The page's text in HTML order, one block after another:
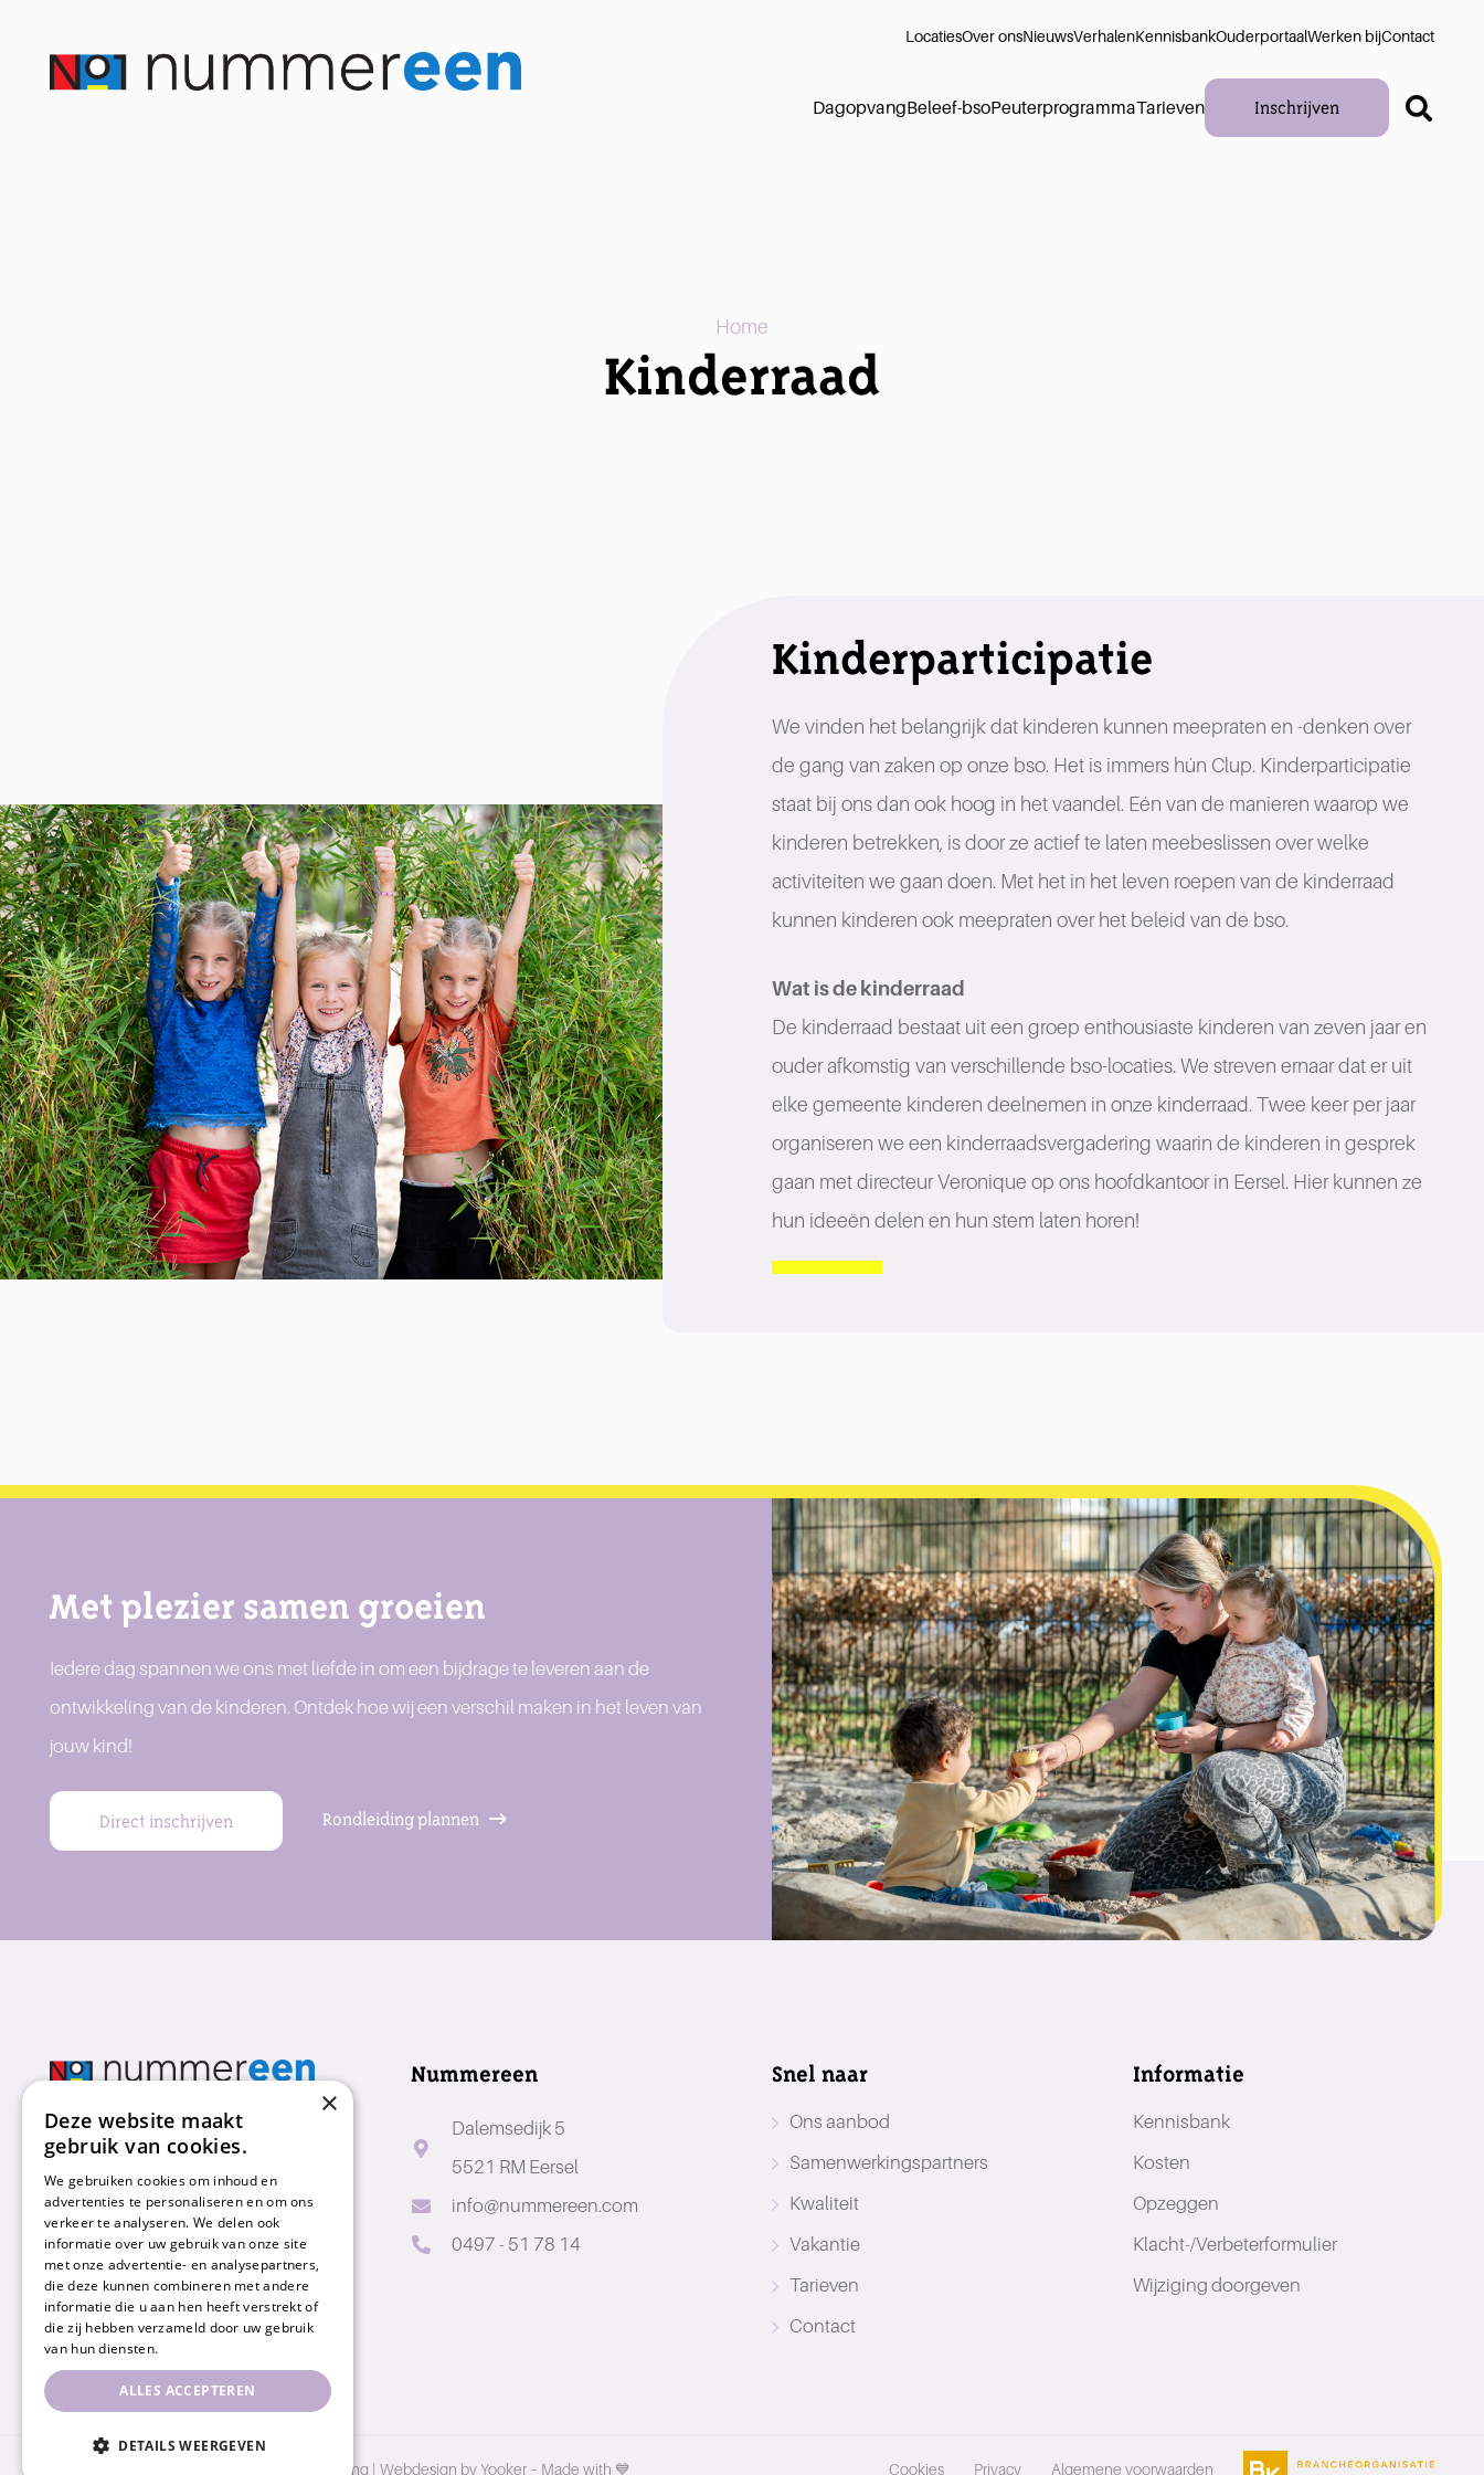
LocatiesOver onsNieuwsVerhalenKennisbankOuderportaalWerken bijContact
DagopvangBeleef-bsoPeuterprogrammaTarieven Inschrijven
Home
Kinderraad
Kinderparticipatie
We vinden het belangrijk dat kinderen kunnen meepraten en -denken over
de gang van zaken op onze bso. Het is immers hún Clup. Kinderparticipatie
staat bij ons dan ook hoog in het vaandel. Eén van de manieren waarop we
kinderen betrekken, is door ze actief te laten meebeslissen over welke
activiteiten we gaan doen. Met het in het leven roepen van de kinderraad
kunnen kinderen ook meepraten over het beleid van de bso.
Wat is de kinderraad
De kinderraad bestaat uit een groep enthousiaste kinderen van zeven jaar en
ouder afkomstig van verschillende bso-locaties. We streven ernaar dat er uit
elke gemeente kinderen deelnemen in onze kinderraad. Twee keer per jaar
organiseren we een kinderraadsvergadering waarin de kinderen in gesprek
gaan met directeur Veronique op ons hoofdkantoor in Eersel. Hier kunnen ze
hun ideeën delen en hun stem laten horen!
Met plezier samen groeien
Iedere dag spannen we ons met liefde in om een bijdrage te leveren aan de
ontwikkeling van de kinderen. Ontdek hoe wij een verschil maken in het leven van
jouw kind!
Direct inschrijven Rondleiding plannen
Nummereen
Dalemsedijk 5
5521 RM Eersel
info@nummereen.com
0497 - 51 78 14
Snel naar
Ons aanbod
Samenwerkingspartners
Kwaliteit
Vakantie
Tarieven
Contact
Informatie
Kennisbank
Kosten
Opzeggen
Klacht-/Verbeterformulier
Wijziging doorgeven
© Copyright 2026 – Nummereen Kinderopvang | Webdesign by Yooker – Made with 💙 Cookies Privacy Algemene voorwaarden
×
Deze website maakt
gebruik van cookies.
We gebruiken cookies om inhoud en
advertenties te personaliseren en om ons
verkeer te analyseren. We delen ook
informatie over uw gebruik van onze site
met onze advertentie- en analysepartners,
die deze kunnen combineren met andere
informatie die u aan hen heeft verstrekt of
die zij hebben verzameld door uw gebruik
van hun diensten.
ALLES ACCEPTEREN
DETAILS WEERGEVEN